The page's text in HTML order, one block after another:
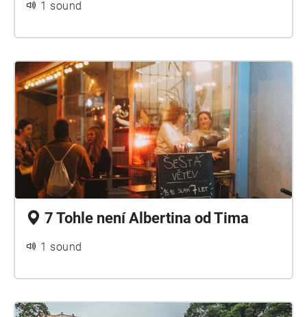
1 sound
7 Tohle není Albertina od Tima
1 sound